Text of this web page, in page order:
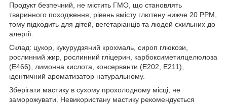
Продукт безпечний, не містить ГМО, що становлять
тваринного походження, рівень вмісту глютену нижче 20 PPM,
тому підходить для дітей, вегетаріанців та людей схильних до
алергії.
Склад: цукор, кукурудзяний крохмаль, сироп глюкози,
рослинний жир, рослинний гліцерин, карбоксиметилцелюлоза
(Е466), лимонна кислота, консерванти (Е202, Е211),
ідентичний ароматизатор натуральному.
Зберігати мастику в сухому прохолодному місці, не
заморожувати. Невикористану мастику рекомендується